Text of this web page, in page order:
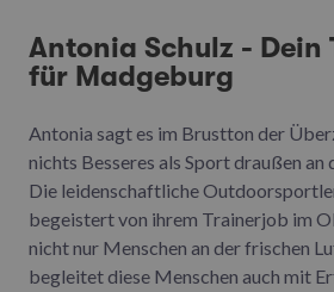
Antonia Schulz - Dein
für Madgeburg
Antonia sagt es im Brustton der
nichts Besseres als Sport draußen an
Die leidenschaftliche
begeistert von ihrem Trainerjob im
nicht nur Menschen an der frischen
begleitet diese Menschen auch mit